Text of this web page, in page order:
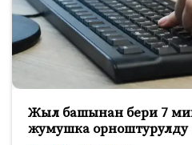
Жыл башынан бери 7
жумушка орноштурулду